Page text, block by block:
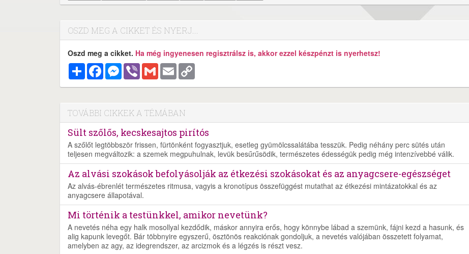
OSZD MEG A CIKKET ÉS NYERJ...
Oszd meg a cikket. Ha még ingyenesen regisztrálsz is, akkor ezzel készpénzt is nyerhetsz!
MegosztásFacebookMessenger
Viber Gmail Email
TOVÁBBI CIKKEK A TÉMÁBAN
Sült szőlős, kecskesajtos pirítós
A szőlőt legtöbbször frissen, fürtönként fogyasztjuk, esetleg gyümölcssalátába tesszük. Pedig néhány perc sütés után
teljesen megváltozik: a szemek megpuhulnak, levük besűrűsödik, természetes édességük pedig még intenzívebbé válik.
Az alvási szokások befolyásolják az étkezési szokásokat és az anyagcsere-egészséget
Az alvás-ébrenlét természetes ritmusa, vagyis a kronotípus összefüggést mutathat az étkezési mintázatokkal és az
anyagcsere állapotával.
Mi történik a testünkkel, amikor nevetünk?
A nevetés néha egy halk mosollyal kezdődik, máskor annyira erős, hogy könnybe lábad a szemünk, fájni kezd a hasunk, és
alig kapunk levegőt. Bár többnyire egyszerű, ösztönös reakciónak gondoljuk, a nevetés valójában összetett folyamat,
amelyben az agy, az idegrendszer, az arcizmok és a légzés is részt vesz.